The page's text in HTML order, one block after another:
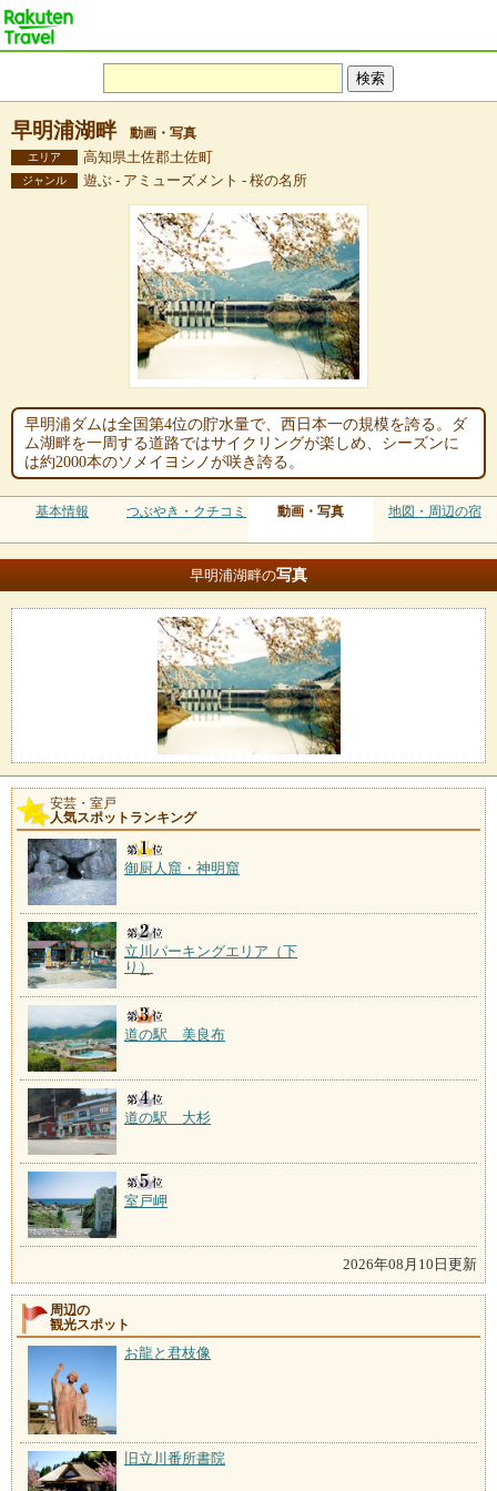
早明浦湖畔 動画・写真
エリア 高知県土佐郡土佐町
ジャンル 遊ぶ - アミューズメント - 桜の名所
早明浦ダムは全国第4位の貯水量で、西日本一の規模を誇る。ダ
ム湖畔を一周する道路ではサイクリングが楽しめ、シーズンに
は約2000本のソメイヨシノが咲き誇る。
基本情報 つぶやき・クチコミ 動画・写真 地図・周辺の宿
早明浦湖畔の写真
安芸・室戸
人気スポットランキング
御厨人窟・神明窟
立川パーキングエリア（下
り）
道の駅 美良布
道の駅 大杉
室戸岬
2026年08月10日更新
周辺の
観光スポット
お龍と君枝像
旧立川番所書院